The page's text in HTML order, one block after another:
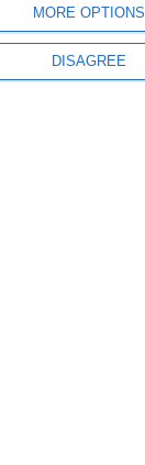
MORE OPTIONS
DISAGREE